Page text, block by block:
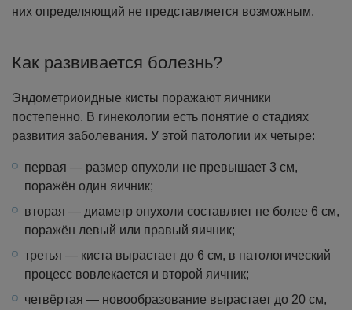
них определяющий не представляется возможным.
Как развивается болезнь?
Эндометриоидные кисты поражают яичники
постепенно. В гинекологии есть понятие о стадиях
развития заболевания. У этой патологии их четыре:
первая — размер опухоли не превышает 3 см,
поражён один яичник;
вторая — диаметр опухоли составляет не более 6 см,
поражён левый или правый яичник;
третья — киста вырастает до 6 см, в патологический
процесс вовлекается и второй яичник;
четвёртая — новообразование вырастает до 20 см,